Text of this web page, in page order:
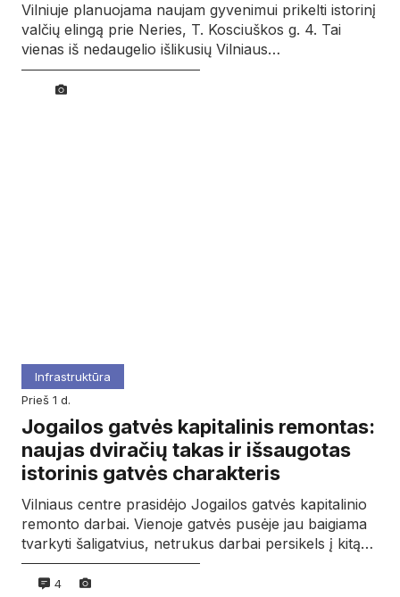
Vilniuje planuojama naujam gyvenimui prikelti istorinį
valčių elingą prie Neries, T. Kosciuškos g. 4. Tai
vienas iš nedaugelio išlikusių Vilniaus…
Infrastruktūra
prieš 1 d.
Jogailos gatvės kapitalinis remontas:
naujas dviračių takas ir išsaugotas
istorinis gatvės charakteris
Vilniaus centre prasidėjo Jogailos gatvės kapitalinio
remonto darbai. Vienoje gatvės pusėje jau baigiama
tvarkyti šaligatvius, netrukus darbai persikels į kitą…
4